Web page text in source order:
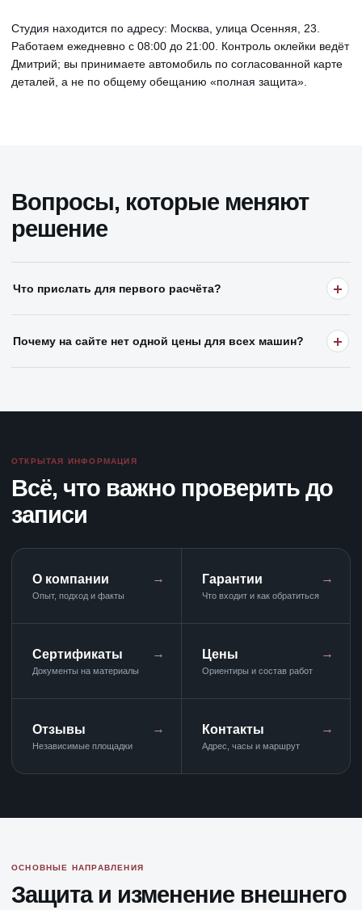
Студия находится по адресу: Москва, улица Осенняя, 23.
Работаем ежедневно с 08:00 до 21:00. Контроль оклейки ведёт
Дмитрий; вы принимаете автомобиль по согласованной карте
деталей, а не по общему обещанию «полная защита».
Вопросы, которые меняют
решение
Что прислать для первого расчёта?
Почему на сайте нет одной цены для всех машин?
ОТКРЫТАЯ ИНФОРМАЦИЯ
Всё, что важно проверить до
записи
О компании
Опыт, подход и факты
Гарантии
Что входит и как обратиться
Сертификаты
Документы на материалы
Цены
Ориентиры и состав работ
Отзывы
Независимые площадки
Контакты
Адрес, часы и маршрут
ОСНОВНЫЕ НАПРАВЛЕНИЯ
Защита и изменение внешнего